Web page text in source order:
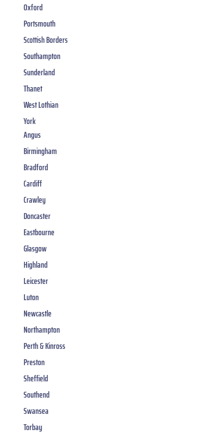
Oxford
Portsmouth
Scottish Borders
Southampton
Sunderland
Thanet
West Lothian
York
Angus
Birmingham
Bradford
Cardiff
Crawley
Doncaster
Eastbourne
Glasgow
Highland
Leicester
Luton
Newcastle
Northampton
Perth & Kinross
Preston
Sheffield
Southend
Swansea
Torbay